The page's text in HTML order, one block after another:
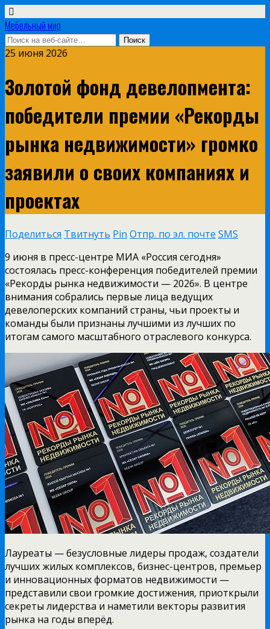
Мебельный мир
25 июня 2026
Золотой фонд девелопмента:
победители премии «Рекорды
рынка недвижимости» громко
заявили о своих компаниях и
проектах
Поделиться Твитнуть Pin Отпр. по эл. почте SMS
9 июня в пресс-центре МИА «Россия сегодня»
состоялась пресс-конференция победителей премии
«Рекорды рынка недвижимости — 2026». В центре
внимания собрались первые лица ведущих
девелоперских компаний страны, чьи проекты и
команды были признаны лучшими из лучших по
итогам самого масштабного отраслевого конкурса.
Лауреаты — безусловные лидеры продаж, создатели
лучших жилых комплексов, бизнес-центров, премьер
и инновационных форматов недвижимости —
представили свои громкие достижения, приоткрыли
секреты лидерства и наметили векторы развития
рынка на годы вперёд.